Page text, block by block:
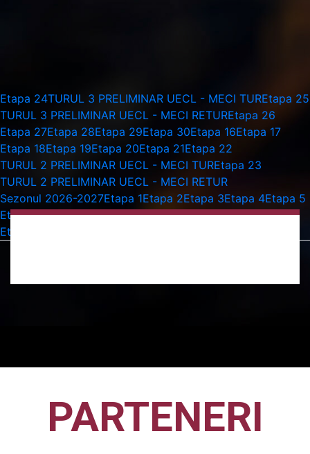
Etapa 24TURUL 3 PRELIMINAR UECL - MECI TUREtapa 25
TURUL 3 PRELIMINAR UECL - MECI RETUREtapa 26
Etapa 27Etapa 28Etapa 29Etapa 30Etapa 16Etapa 17
Etapa 18Etapa 19Etapa 20Etapa 21Etapa 22
TURUL 2 PRELIMINAR UECL - MECI TUREtapa 23
TURUL 2 PRELIMINAR UECL - MECI RETUR
Sezonul 2026-2027Etapa 1Etapa 2Etapa 3Etapa 4Etapa 5
Etapa 6Etapa 7Etapa 8Etapa 9Etapa 10Etapa 11Etapa 12
Etapa 13
22 august 2026 Toate zi
PARTENERI